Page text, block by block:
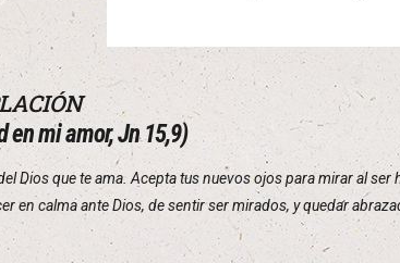
en mi amor, Jn 15,9)
Dios que te ama. Acepta tus nuevos ojos para mirar al
en calma ante Dios, de sentir ser mirados, y quedar